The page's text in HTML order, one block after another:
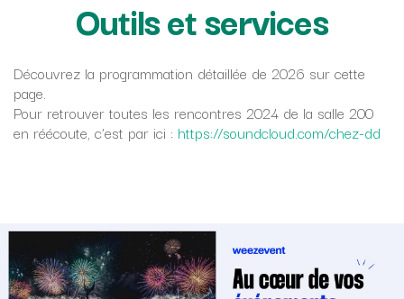
Outils et services
Découvrez la programmation détaillée de 2026 sur cette
page.
Pour retrouver toutes les rencontres 2024 de la salle 200
en réécoute, c’est par ici : https://soundcloud.com/chez-dd